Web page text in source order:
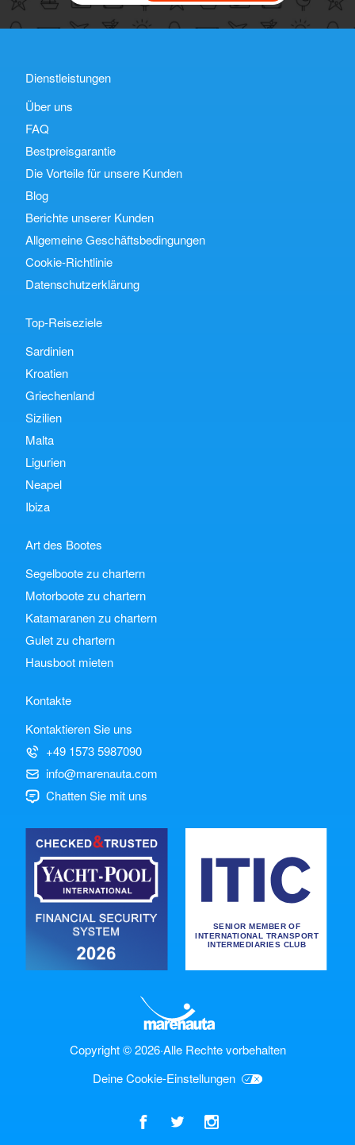
Dienstleistungen
Über uns
FAQ
Bestpreisgarantie
Die Vorteile für unsere Kunden
Blog
Berichte unserer Kunden
Allgemeine Geschäftsbedingungen
Cookie-Richtlinie
Datenschutzerklärung
Top-Reiseziele
Sardinien
Kroatien
Griechenland
Sizilien
Malta
Ligurien
Neapel
Ibiza
Art des Bootes
Segelboote zu chartern
Motorboote zu chartern
Katamaranen zu chartern
Gulet zu chartern
Hausboot mieten
Kontakte
Kontaktieren Sie uns
+49 1573 5987090
info@marenauta.com
Chatten Sie mit uns
Copyright © 2026·Alle Rechte vorbehalten
Deine Cookie-Einstellungen